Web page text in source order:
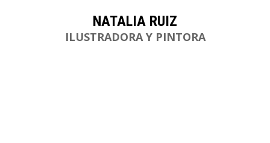
NATALIA RUIZ
ILUSTRADORA Y PINTORA